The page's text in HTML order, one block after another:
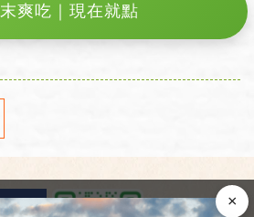
爽吃｜現在就點
×